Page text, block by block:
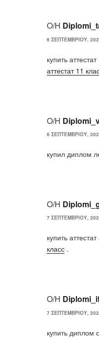
Ο/Η
6 ΣΕΠΤΕΜΒΡΊΟΥ,
купить
аттестат 11
Ο/Η
6 ΣΕΠΤΕΜΒΡΊΟΥ,
купил диплом
Ο/Η
7 ΣΕΠΤΕΜΒΡΊΟΥ,
купить
класс .
Ο/Η
7 ΣΕΠΤΕΜΒΡΊΟΥ,
купить диплом